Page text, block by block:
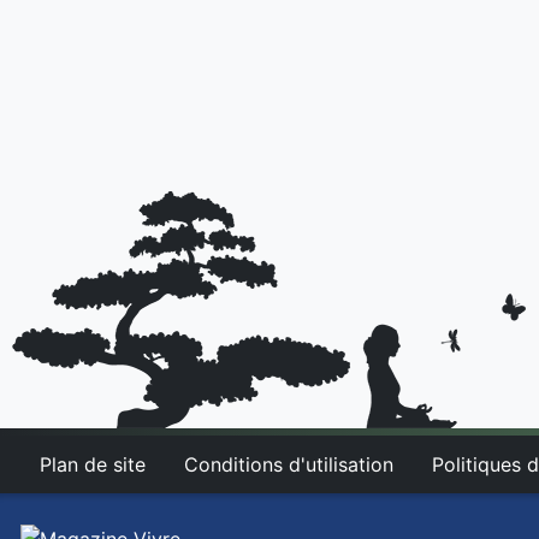
Plan de site Conditions d'utilisation Politiques